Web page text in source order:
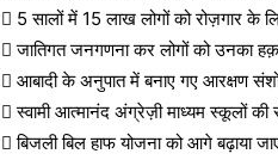
 5 सालों में 15 लाख लोगों को रोज़गार के
 जातिगत जनगणना कर लोगों को उनका हक़
 आबादी के अनुपात में बनाए गए आरक्षण
 स्वामी आत्मानंद अंग्रेज़ी माध्यम स्कूलों की
 बिजली बिल हाफ योजना को आगे बढ़ाया